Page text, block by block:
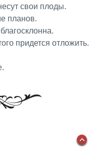
свои плоды.
планов.
придется отложить.